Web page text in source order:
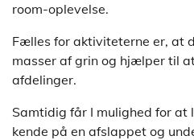
room-oplevelse.
Fælles for aktiviteterne er, at
masser af grin og hjælper til
afdelinger.
Samtidig får I mulighed for
kende på en afslappet og